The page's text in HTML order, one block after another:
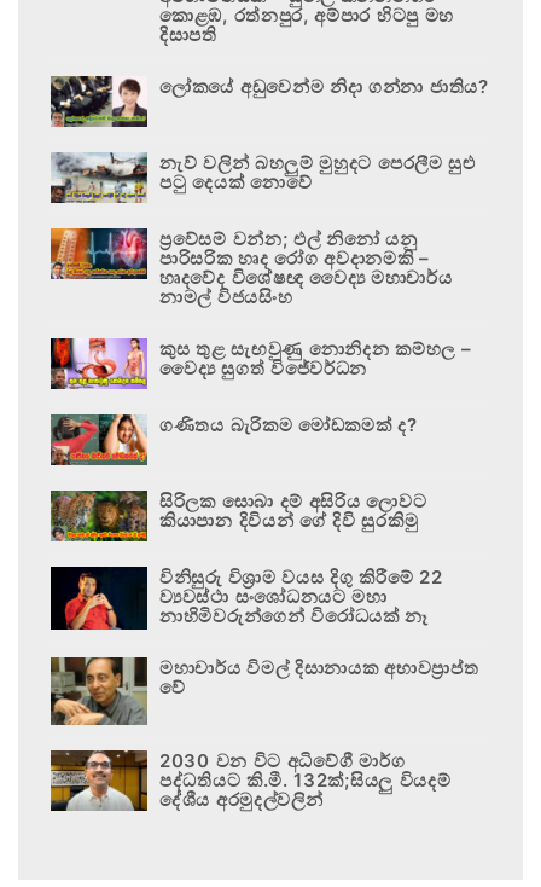
කොළඹ, රත්නපුර, අම්පාර හිටපු මහ
දිසාපති
ලෝකයේ අඩුවෙන්ම නිදා ගන්නා ජාතිය?
නැව් වලින් බහලුම් මුහුදට පෙරලීම සුළු
පටු දෙයක් නොවේ
ප්‍රවේසම් වන්න; එල් නිනෝ යනු
පාරිසරික හෘද රෝග අවදානමකි –
හෘදවේද විශේෂඥ වෛද්‍ය මහාචාර්ය
නාමල් විජයසිංහ
කුස තුළ සැඟවුණු නොනිදන කම්හල –
වෛද්‍ය සුගත් විජේවර්ධන
ගණිතය බැරිකම මෝඩකමක් ද?
සිරිලක සොබා දම් අසිරිය ලොවට
කියාපාන දිවියන් ගේ දිවි සුරකිමු
විනිසුරු විශ්‍රාම වයස දිගු කිරීමේ 22
ව්‍යවස්ථා සංශෝධනයට මහා
නාහිමිවරුන්ගෙන් විරෝධයක් නෑ
මහාචාර්ය විමල් දිසානායක අභාවප්‍රාප්ත
වේ
2030 වන විට අධිවේගී මාර්ග
පද්ධතියට කි.මී. 132ක්;සියලු වියදම්
දේශීය අරමුදල්වලින්